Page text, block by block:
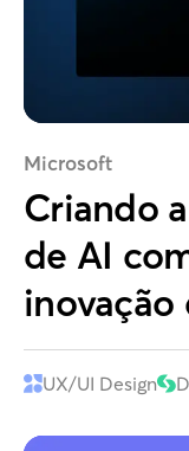
Microsoft
Criando
de AI
UX/UI Design